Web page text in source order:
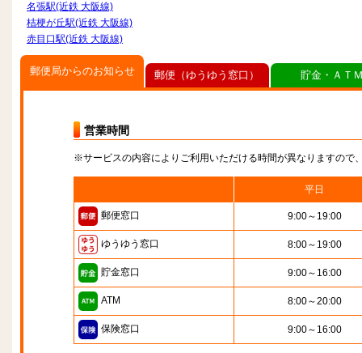
名張駅(近鉄 大阪線)
桔梗が丘駅(近鉄 大阪線)
赤目口駅(近鉄 大阪線)
郵便局からのお知らせ
営業時間
※サービスの内容によりご利用いただける時間が異なりますので
平日
郵便窓口 9:00～19:00
ゆうゆう窓口 8:00～19:00
貯金窓口 9:00～16:00
ATM 8:00～20:00
保険窓口 9:00～16:00
郵便（ゆうゆう窓口） 貯金・ＡＴ